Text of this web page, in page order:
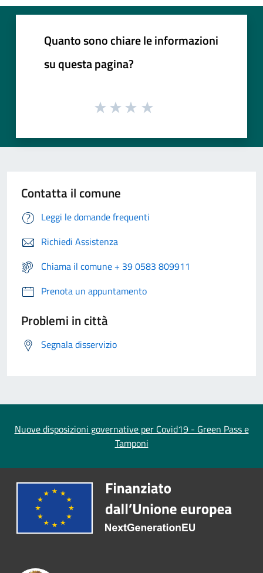
Quanto sono chiare le informazioni
su questa pagina?
Contatta il comune
Leggi le domande frequenti
Richiedi Assistenza
Chiama il comune + 39 0583 809911
Prenota un appuntamento
Problemi in città
Segnala disservizio
Nuove disposizioni governative per Covid19 - Green Pass e
Tamponi